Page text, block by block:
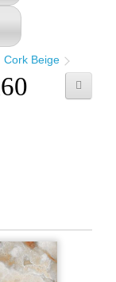
Cork Beige